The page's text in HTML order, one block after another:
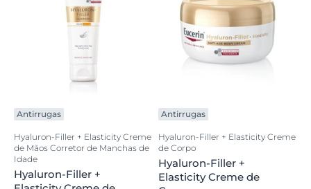
Antirrugas
Hyaluron-Filler + Elasticity Creme
de Mãos Corretor de Manchas de
Idade
Hyaluron-Filler +
Antirrugas
Hyaluron-Filler + Elasticity Creme
de Corpo
Hyaluron-Filler +
Elasticity Creme de